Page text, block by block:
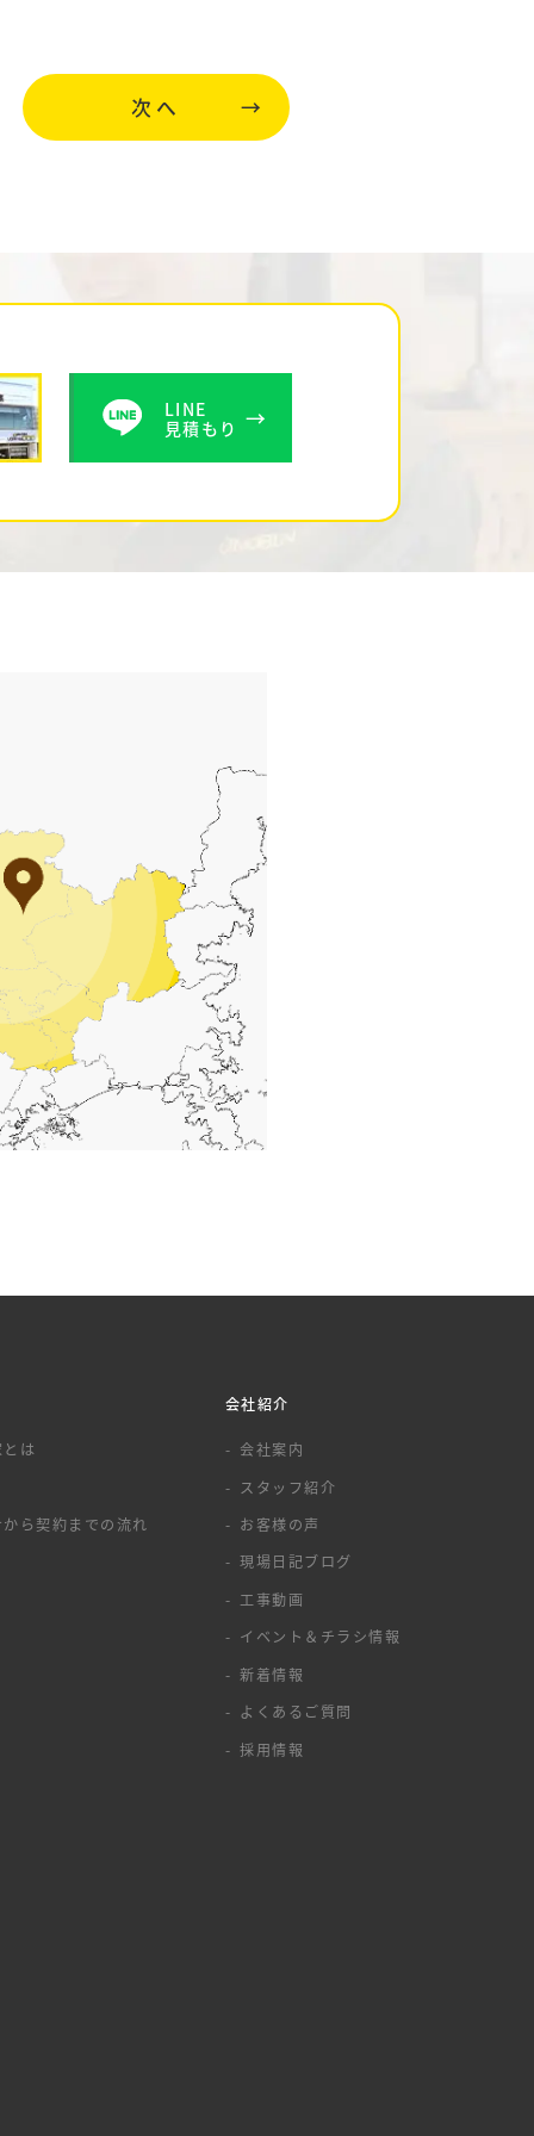
次へ
LINE
見積もり
は
ら契約までの流れ
会社紹介
会社案内
スタッフ紹介
お客様の声
現場日記ブログ
工事動画
イベント＆チラシ情報
新着情報
よくあるご質問
採用情報